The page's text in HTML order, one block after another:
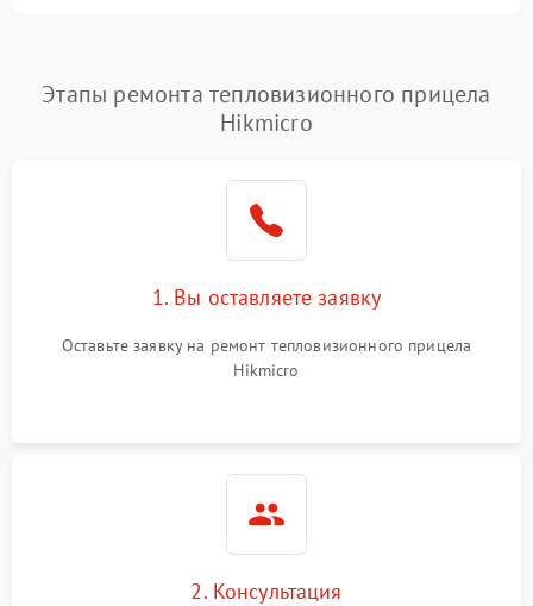
Неисправность системы
Wi-Fi
1500 ₽ Подробнее →
1500 ₽
Неисправность системы
отключения
1500 ₽
Этапы ремонта тепловизионного прицела
Hikmicro
1. Вы оставляете заявку
Оставьте заявку на ремонт тепловизионного прицела
Hikmicro
2. Консультация